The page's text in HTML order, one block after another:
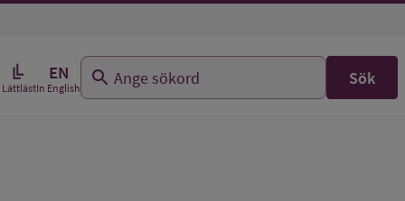
Lättläst
EN
In English Sök